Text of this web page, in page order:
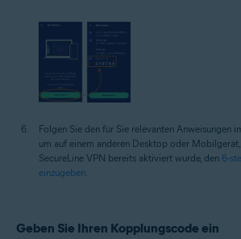
Folgen Sie den für Sie relevanten Anweisungen
um auf einem anderen Desktop oder
SecureLine VPN bereits aktiviert wurde, den 6-
einzugeben.
Geben Sie Ihren Kopplungscode ein